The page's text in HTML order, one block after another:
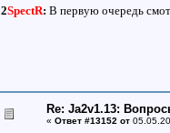
2SpectR: В первую очередь
Re: Ja2v1.13:
« Ответ #13152 от